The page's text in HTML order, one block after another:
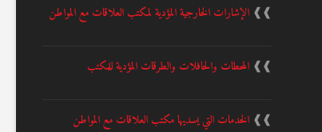
❱❱الإشارات الخارجية المؤدية لمكتب العلاقات مع المواطن
❱❱المحطات والحافلات والطرقات المؤدية للمكتب
❱❱الخدمات التي يسديها مكتب العلاقات مع المواطن